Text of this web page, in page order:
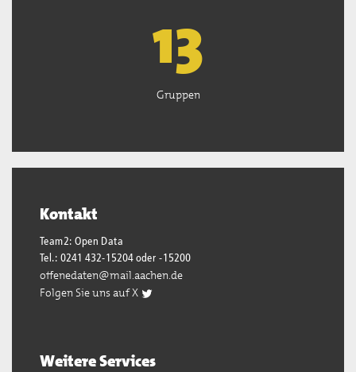
13
Gruppen
Kontakt
Team2: Open Data
Tel.: 0241 432-15204 oder -15200
offenedaten@mail.aachen.de
Folgen Sie uns auf X
Weitere Services